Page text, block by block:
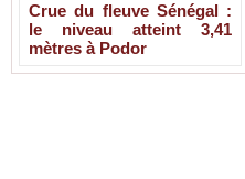
Crue du fleuve Sénégal :
le niveau atteint 3,41
mètres à Podor